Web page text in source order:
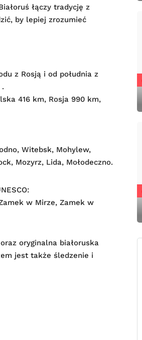
łączy tradycję z
by lepiej zrozumieć
z Rosją i od południa z
416 km, Rosja 990 km,
Witebsk, Mohylew,
Mozyrz, Lida, Mołodeczno.
w Mirze, Zamek w
oryginalna białoruska
jest także śledzenie i